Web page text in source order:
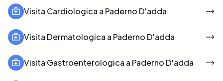
Visita Cardiologica a Paderno D'adda
Visita Dermatologica a Paderno D'adda
Visita Gastroenterologica a Paderno D'adda